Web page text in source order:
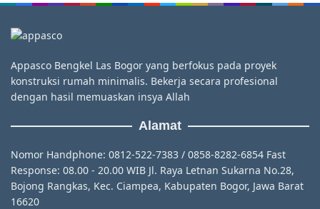
Appasco Bengkel Las Bogor yang berfokus pada proyek
konstruksi rumah minimalis. Bekerja secara profesional
dengan hasil memuaskan insya Allah
Alamat
Nomor Handphone: 0812-522-7383 / 0858-8282-6854 Fast
Response: 08.00 - 20.00 WIB Jl. Raya Letnan Sukarna No.28,
Bojong Rangkas, Kec. Ciampea, Kabupaten Bogor, Jawa Barat
16620